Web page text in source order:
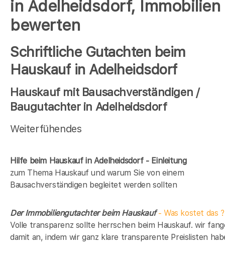
in Adelheidsdorf, Immobilien
bewerten
Schriftliche Gutachten beim
Hauskauf in Adelheidsdorf
Hauskauf mit Bausachverständigen /
Baugutachter in Adelheidsdorf
Weiterfühendes
Hilfe beim Hauskauf in Adelheidsdorf - Einleitung
zum Thema Hauskauf und warum Sie von einem
Bausachverständigen begleitet werden sollten
Der Immobiliengutachter beim Hauskauf- Was kostet das ?
Volle transparenz sollte herrschen beim Hauskauf. wir
damit an, indem wir ganz klare transparente Preislisten